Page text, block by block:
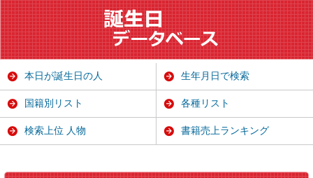
本日が誕生日の人 生年月日で検索
国籍別リスト 各種リスト
検索上位 人物 書籍売上ランキング